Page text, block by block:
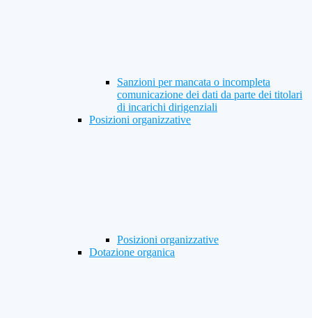
Sanzioni per mancata o incompleta
comunicazione dei dati da parte dei titolari
di incarichi dirigenziali
Posizioni organizzative
Posizioni organizzative
Dotazione organica